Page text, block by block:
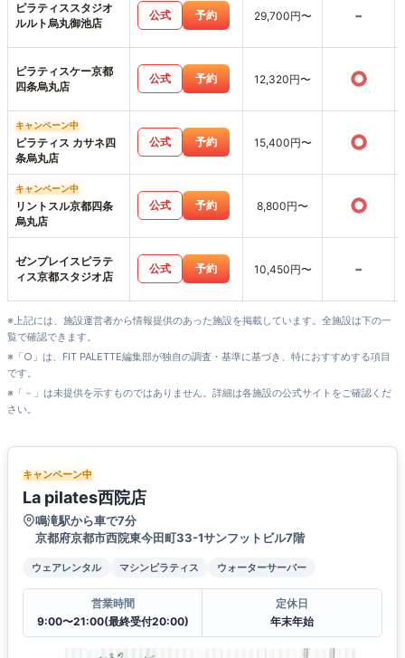
ピラティススタジオ
ルルト烏丸御池店
公式 予約 29,700円〜 -
ピラティスケー京都
四条烏丸店
公式 予約 12,320円〜 ○
キャンペーン中
ピラティス カサネ四
条烏丸店
公式 予約 15,400円〜 ○
キャンペーン中
リントスル京都四条
烏丸店
公式 予約 8,800円〜 ○
ゼンプレイスピラテ
ィス京都スタジオ店
公式 予約 10,450円〜 -
※上記には、施設運営者から情報提供のあった施設を掲載しています。全施設は下の一
覧で確認できます。
※「○」は、FIT PALETTE編集部が独自の調査・基準に基づき、特におすすめする項目
です。
※「－」は未提供を示すものではありません。詳細は各施設の公式サイトをご確認くだ
さい。
キャンペーン中
La pilates西院店
鳴滝駅から車で7分
京都府京都市西院東今田町33-1サンフットビル7階
ウェアレンタル マシンピラティス ウォーターサーバー
営業時間
9:00〜21:00(最終受付20:00)
定休日
年末年始